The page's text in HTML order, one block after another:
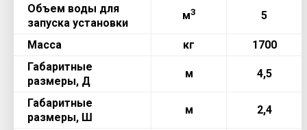
Объем воды для
запуска установки
м3 5
Масса кг
1700
Габаритные
размеры, Д
м 4,5
Габаритные
размеры, Ш
м 2,4